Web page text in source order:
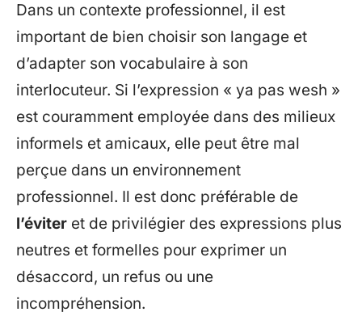
Dans un contexte professionnel, il est
important de bien choisir son langage et
d’adapter son vocabulaire à son
interlocuteur. Si l’expression « ya pas wesh »
est couramment employée dans des milieux
informels et amicaux, elle peut être mal
perçue dans un environnement
professionnel. Il est donc préférable de
l’éviter et de privilégier des expressions plus
neutres et formelles pour exprimer un
désaccord, un refus ou une
incompréhension.